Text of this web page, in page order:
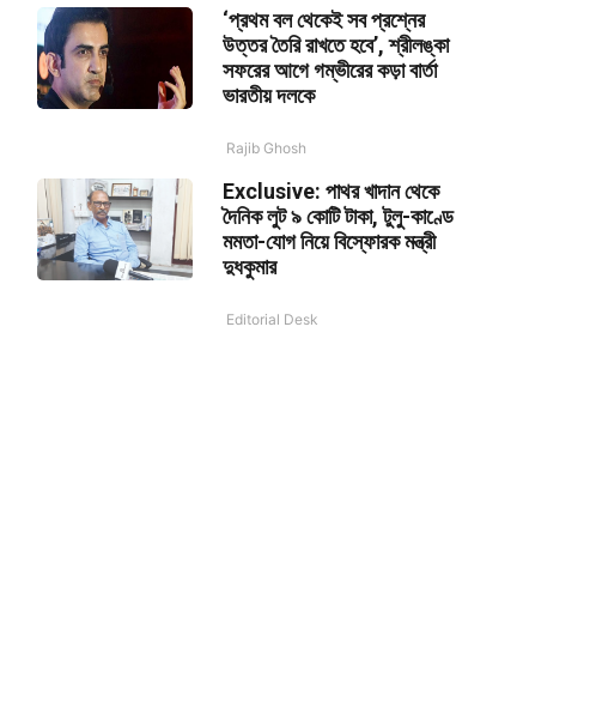
‘প্রথম বল থেকেই সব প্রশ্নের
উত্তর তৈরি রাখতে হবে’, শ্রীলঙ্কা
সফরের আগে গম্ভীরের কড়া বার্তা
ভারতীয় দলকে
Rajib Ghosh
Exclusive: পাথর খাদান থেকে
দৈনিক লুট ৯ কোটি টাকা, টুলু-কাণ্ডে
মমতা-যোগ নিয়ে বিস্ফোরক মন্ত্রী
দুধকুমার
Editorial Desk